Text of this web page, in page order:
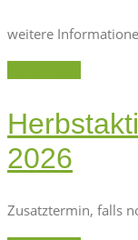
weitere
2026
Zusatztermin, falls